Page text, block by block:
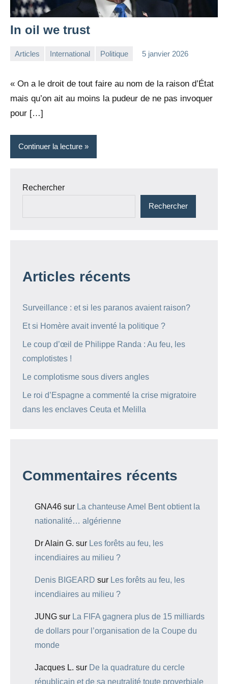
In oil we trust
Articles International Politique 5 janvier 2026
« On a le droit de tout faire au nom de la raison d’État
mais qu’on ait au moins la pudeur de ne pas invoquer
pour […]
Continuer la lecture
Rechercher
Rechercher
Articles récents
Surveillance : et si les paranos avaient raison?
Et si Homère avait inventé la politique ?
Le coup d’œil de Philippe Randa : Au feu, les
complotistes !
Le complotisme sous divers angles
Le roi d’Espagne a commenté la crise migratoire
dans les enclaves Ceuta et Melilla
Commentaires récents
GNA46 sur La chanteuse Amel Bent obtient la
nationalité… algérienne
Dr Alain G. sur Les forêts au feu, les
incendiaires au milieu ?
Denis BIGEARD sur Les forêts au feu, les
incendiaires au milieu ?
JUNG sur La FIFA gagnera plus de 15 milliards
de dollars pour l’organisation de la Coupe du
monde
Jacques L. sur De la quadrature du cercle
républicain et de sa neutralité toute proverbiale